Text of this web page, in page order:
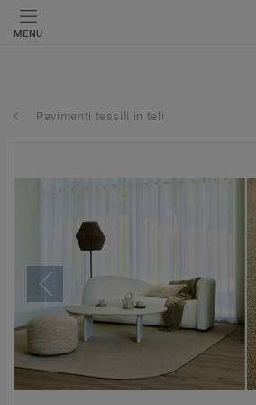
MENU
Pavimenti tessili in teli